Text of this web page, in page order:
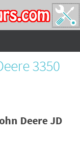
3350
Deere JD